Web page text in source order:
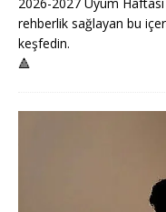
rehberlik sağlayan bu
keşfedin.
🔺